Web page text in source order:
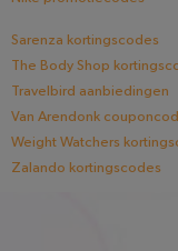
Sarenza kortingscodes
The Body Shop
Travelbird aanbiedingen
Van Arendonk
Weight Watchers
Zalando kortingscodes